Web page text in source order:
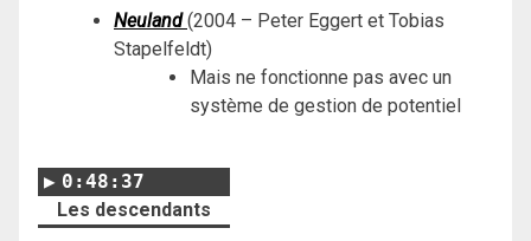
Neuland (2004 – Peter Eggert et Tobias
Stapelfeldt)
Mais ne fonctionne pas avec un
système de gestion de potentiel
0:48:37
Les descendants